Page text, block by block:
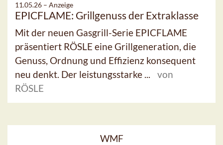
11.05.26 – Anzeige
EPICFLAME: Grillgenuss der Extraklasse
Mit der neuen Gasgrill-Serie EPICFLAME
präsentiert RÖSLE eine Grillgeneration, die
Genuss, Ordnung und Effizienz konsequent
neu denkt. Der leistungsstarke ...
von
RÖSLE
WMF